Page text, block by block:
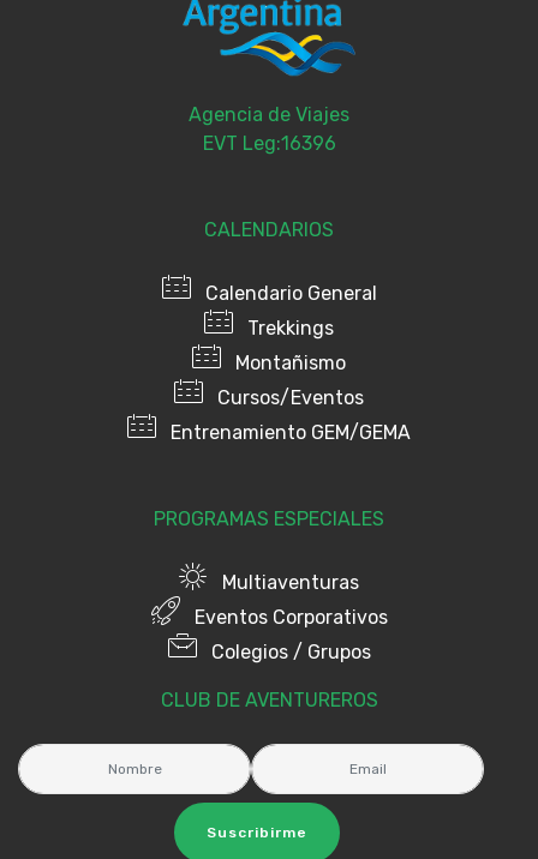
Agencia de Viajes
EVT Leg:16396
CALENDARIOS
Calendario General
Trekkings
Montañismo
Cursos/Eventos
Entrenamiento GEM/GEMA
PROGRAMAS ESPECIALES
Multiaventuras
Eventos Corporativos
Colegios / Grupos
CLUB DE AVENTUREROS
Suscribirme